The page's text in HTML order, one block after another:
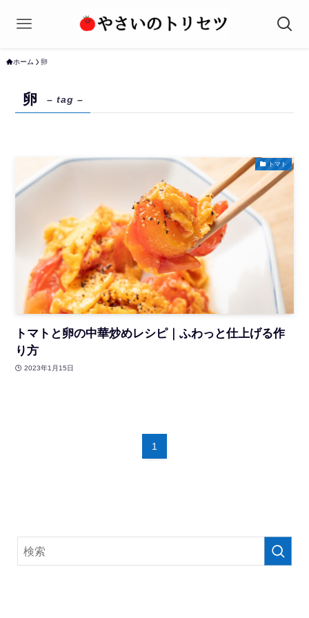
ホーム 卵
卵 – tag –
トマト
トマトと卵の中華炒めレシピ｜ふわっと仕上げる作
り方
2023年1月15日
1